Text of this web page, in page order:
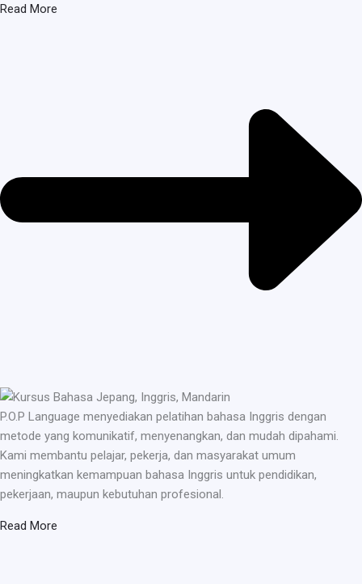
Read More
P.O.P Language menyediakan pelatihan bahasa Inggris dengan
metode yang komunikatif, menyenangkan, dan mudah dipahami.
Kami membantu pelajar, pekerja, dan masyarakat umum
meningkatkan kemampuan bahasa Inggris untuk pendidikan,
pekerjaan, maupun kebutuhan profesional.
Read More